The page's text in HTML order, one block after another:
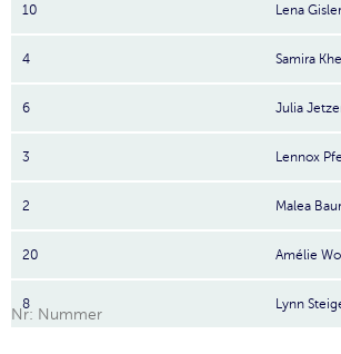
10 Lena Gisler
4 Samira
6 Julia
3 Lennox
2 Malea Baur
20 Amélie
8 Lynn
Nr: Nummer